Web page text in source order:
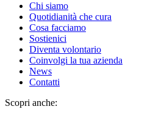
Chi siamo
Quotidianità che cura
Cosa facciamo
Sostienici
Diventa volontario
Coinvolgi la tua azienda
News
Contatti
Scopri anche: